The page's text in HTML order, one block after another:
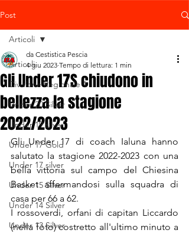
Post
Articoli
Divisione Regionale 1
Under 20 Silver
Under 19 silver
Under 17 Gold
Under 17 silver
Under 15 Silver
Under 14 Silver
Under 13 Silver
Articoli
Gli Under 17S chiudono in
bellezza la stagione
2022/2023
da Cestistica Pescia
4 giu 2023 Tempo di lettura: 1 min
Gli Under 17 di coach Ialuna hanno
salutato la stagione 2022-2023 con una
bella vittoria sul campo del Chiesina
Basket affermandosi sulla squadra di
casa per 66 a 62.
I rossoverdi, orfani di capitan Liccardo
(nella foto) costretto all'ultimo minuto a